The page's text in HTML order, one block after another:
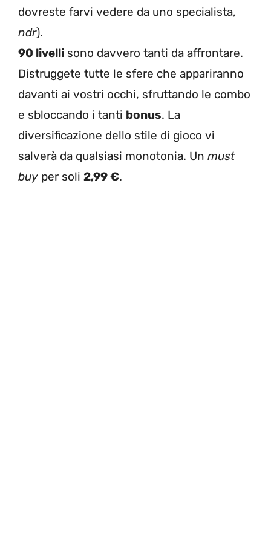
dovreste farvi vedere da uno specialista,
ndr).
90 livelli sono davvero tanti da affrontare.
Distruggete tutte le sfere che appariranno
davanti ai vostri occhi, sfruttando le combo
e sbloccando i tanti bonus. La
diversificazione dello stile di gioco vi
salverà da qualsiasi monotonia. Un must
buy per soli 2,99 €.